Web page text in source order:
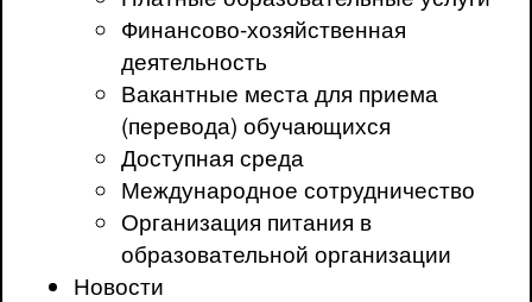
Финансово-хозяйственная
деятельность
Вакантные места для приема
(перевода) обучающихся
Доступная среда
Международное сотрудничество
Организация питания в
образовательной организации
Новости